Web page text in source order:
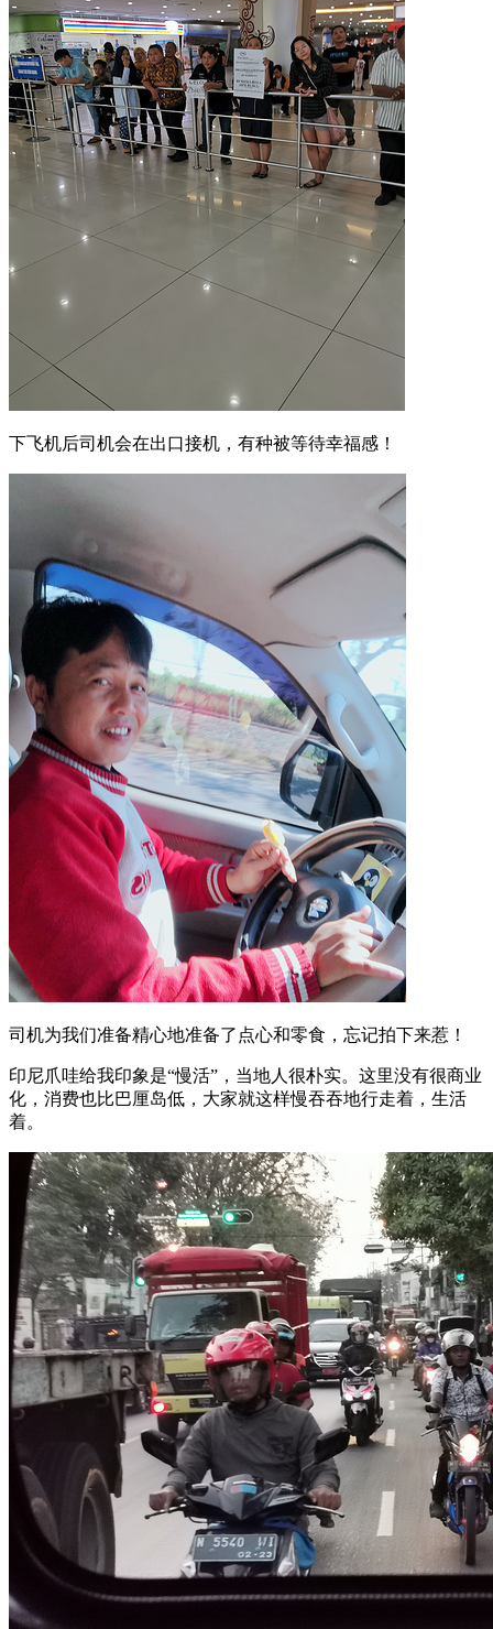
下飞机后司机会在出口接机，有种被等待幸福感！
司机为我们准备精心地准备了点心和零食，忘记拍下来惹！
印尼爪哇给我印象是“慢活”，当地人很朴实。这里没有很商业
化，消费也比巴厘岛低，大家就这样慢吞吞地行走着，生活
着。